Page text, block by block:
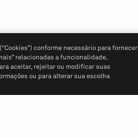
conforme necessário para fornecer
relacionadas a funcionalidade,
aceitar, rejeitar ou modificar suas
ou para alterar sua escolha